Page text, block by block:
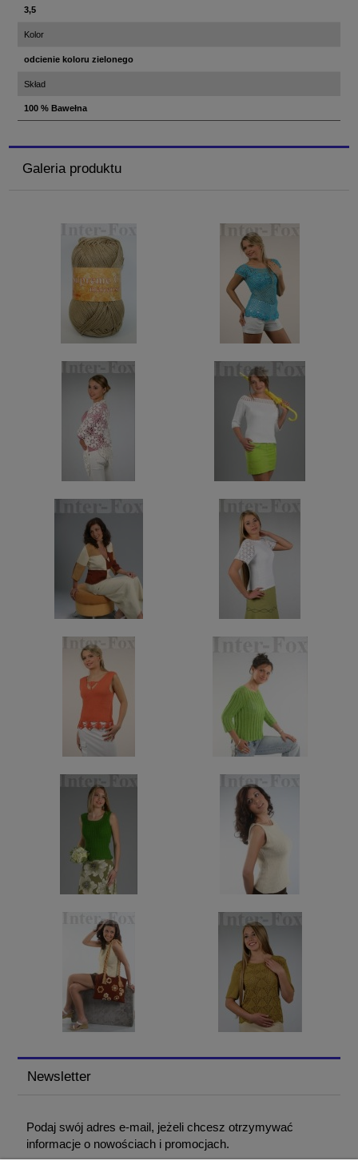
3,5
Kolor
odcienie koloru zielonego
Skład
100 % Bawełna
Galeria produktu
Newsletter
Podaj swój adres e-mail, jeżeli chcesz otrzymywać
informacje o nowościach i promocjach.